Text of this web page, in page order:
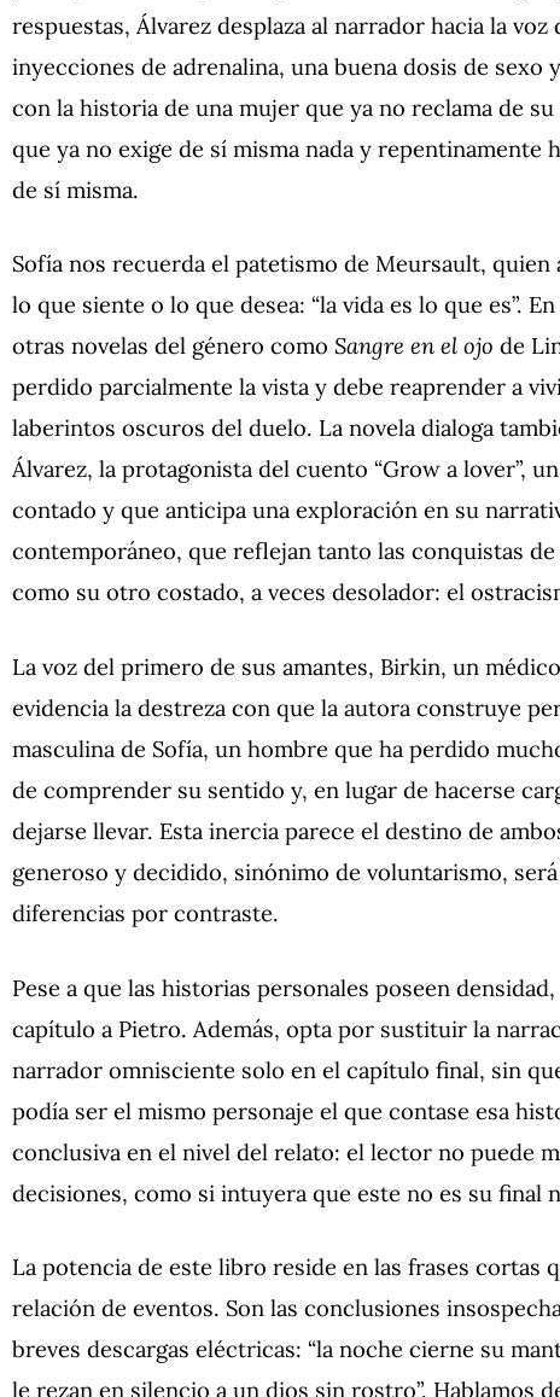
respuestas, Álvarez desplaza al narrador hacia la voz
inyecciones de adrenalina, una buena dosis de sexo
con la historia de una mujer que ya no reclama de su
que ya no exige de sí misma nada y repentinamente
de sí misma.
Sofía nos recuerda el patetismo de Meursault,
lo que siente o lo que desea: “la vida es lo que es”.
otras novelas del género como Sangre en el ojo de
perdido parcialmente la vista y debe reaprender a
laberintos oscuros del duelo. La novela dialoga
Álvarez, la protagonista del cuento “Grow a lover”,
contado y que anticipa una exploración en su
contemporáneo, que reflejan tanto las conquistas
como su otro costado, a veces desolador: el
La voz del primero de sus amantes, Birkin, un
evidencia la destreza con que la autora construye
masculina de Sofía, un hombre que ha perdido
de comprender su sentido y, en lugar de hacerse
dejarse llevar. Esta inercia parece el destino de
generoso y decidido, sinónimo de voluntarismo,
diferencias por contraste.
Pese a que las historias personales poseen
capítulo a Pietro. Además, opta por sustituir la
narrador omnisciente solo en el capítulo final, sin
podía ser el mismo personaje el que contase esa
conclusiva en el nivel del relato: el lector no puede
decisiones, como si intuyera que este no es su final
La potencia de este libro reside en las frases cortas
relación de eventos. Son las conclusiones
breves descargas eléctricas: “la noche cierne su
le rezan en silencio a un dios sin rostro”. Hablamos